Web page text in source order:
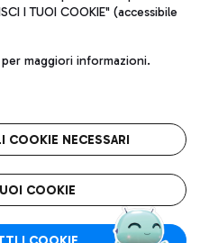
con il servizio di taxi a
gustosa in aeroporto
1 - 00054 Fiumicino (RM)
legali
FCO
stellato
I TUOI COOKIE" (accessibile
maggiori informazioni.
COOKIE NECESSARI
COOKIE